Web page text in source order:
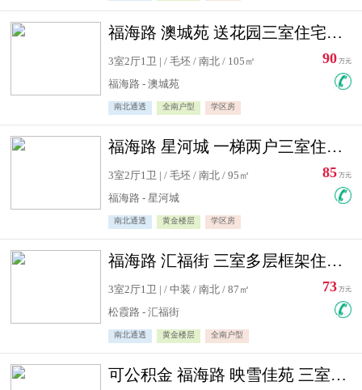
福海路 澳城苑 送花园三室住宅急售
3室2厅1卫 | / 毛坯 / 南北 / 105㎡
福海路 - 澳城苑
南北通透 全南户型 学区房
90 万元
福海路 星河城 一梯两户三室住宅急售
3室2厅1卫 | / 毛坯 / 南北 / 95㎡
福海路 - 星河城
南北通透 黄金楼层 学区房
85 万元
福海路 汇福街 三室多层框架住宅急售
3室2厅1卫 | / 中装 / 南北 / 87㎡
松霞路 - 汇福街
南北通透 黄金楼层 全南户型
73 万元
可公积金 福海路 映雪佳苑 三室住宅急售送小棚